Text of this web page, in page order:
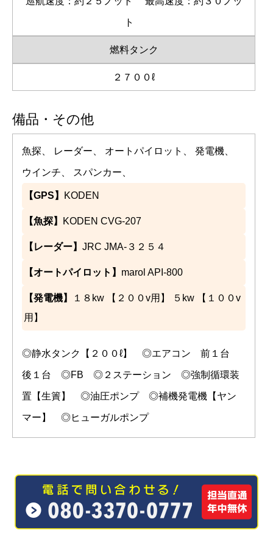
ト
燃料タンク
２７００ℓ
備品・その他
魚探、 レーダー、 オートパイロット、 発電機、
ウインチ、 スパンカー、
【GPS】 KODEN
【魚探】 KODEN CVG-207
【レーダー】 JRC JMA-３２５４
【オートパイロット】 marol API-800
【発電機】
１８kw 【２００v用】 ５kw 【１００v
用】
◎静水タンク【２００ℓ】 ◎エアコン 前１台
後１台 ◎FB ◎２ステーション ◎強制循環装
置【生簀】 ◎油圧ポンプ ◎補機発電機【ヤン
マー】 ◎ヒューガルポンプ